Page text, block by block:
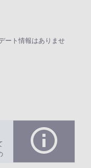
ート情報はありませ